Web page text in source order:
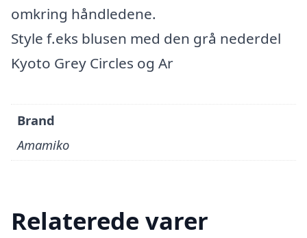
omkring håndledene.
Style f.eks blusen med den grå nederdel
Kyoto Grey Circles og Ar
Brand
Amamiko
Relaterede varer